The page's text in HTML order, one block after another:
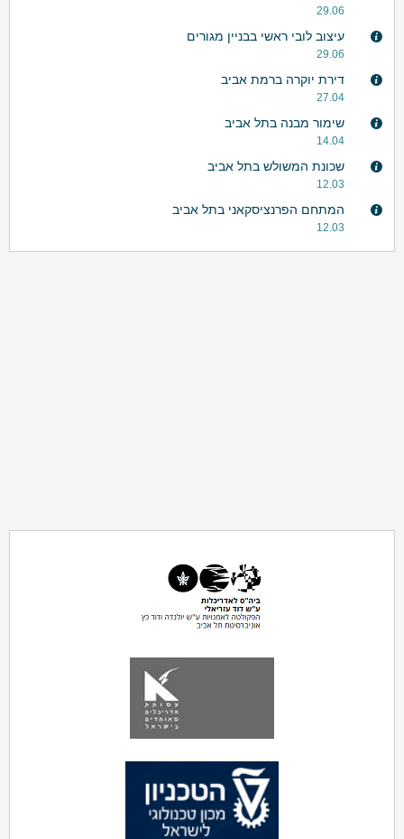
29.06
עיצוב לובי ראשי בבניין מגורים
29.06
דירת יוקרה ברמת אביב
27.04
שימור מבנה בתל אביב
14.04
שכונת המשולש בתל אביב
12.03
המתחם הפרנציסקאני בתל אביב
12.03